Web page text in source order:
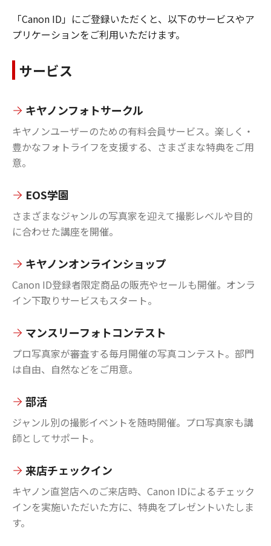
「Canon ID」にご登録いただくと、以下のサービスやア
プリケーションをご利用いただけます。
サービス
キヤノンフォトサークル
キヤノンユーザーのための有料会員サービス。楽しく・
豊かなフォトライフを支援する、さまざまな特典をご用
意。
EOS学園
さまざまなジャンルの写真家を迎えて撮影レベルや目的
に合わせた講座を開催。
キヤノンオンラインショップ
Canon ID登録者限定商品の販売やセールも開催。オンラ
イン下取りサービスもスタート。
マンスリーフォトコンテスト
プロ写真家が審査する毎月開催の写真コンテスト。部門
は自由、自然などをご用意。
部活
ジャンル別の撮影イベントを随時開催。プロ写真家も講
師としてサポート。
来店チェックイン
キヤノン直営店へのご来店時、Canon IDによるチェック
インを実施いただいた方に、特典をプレゼントいたしま
す。